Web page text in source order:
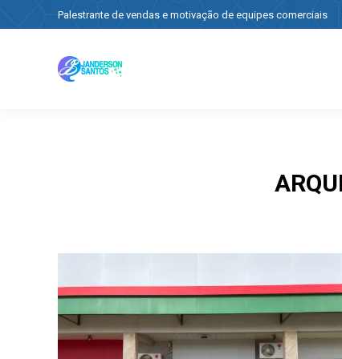
Palestrante de vendas e motivação de equipes comerciais